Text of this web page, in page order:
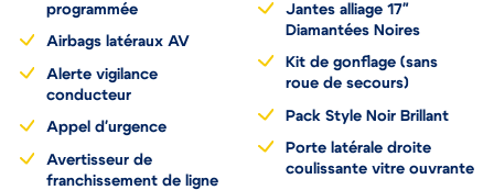
programmée
Airbags latéraux AV
Alerte vigilance
conducteur
Appel d'urgence
Avertisseur de
franchissement de ligne
Jantes alliage 17"
Diamantées Noires
Kit de gonflage (sans
roue de secours)
Pack Style Noir Brillant
Porte latérale droite
coulissante vitre ouvrante